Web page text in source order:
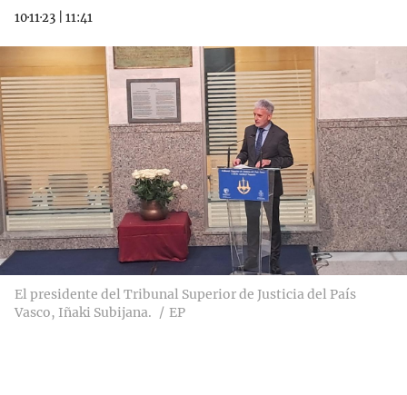
10·11·23
11:41
El presidente del Tribunal Superior de Justicia del País
Vasco, Iñaki Subijana.
EP